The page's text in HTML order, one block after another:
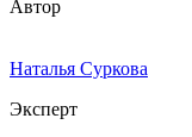
Автор
Наталья Суркова
Эксперт